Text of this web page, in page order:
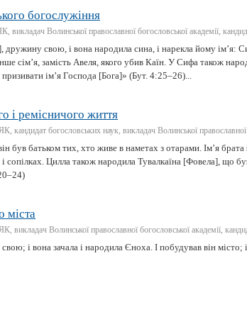
богослужіння
Волинської православної богословської академії,
дружину свою, і вона народила сина, і нарекла йому ім’я:
сім’я, замість Авеля, якого убив Каїн. У Сифа також
ім’я Господа [Бога]» (Бут. 4:25–26)...
і ремісничого життя
богословських наук, викладач Волинської православної
був батьком тих, хто живе в наметах з отарами. Ім’я брата
і сопілках. Цилла також народила Тувалкаїна [Фовела], що
міста
Волинської православної богословської академії,
і вона зачала і народила Єноха. І побудував він місто;